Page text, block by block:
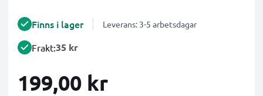
Finns i lager Leverans: 3-5 arbetsdagar
Frakt:35 kr
199,00 kr